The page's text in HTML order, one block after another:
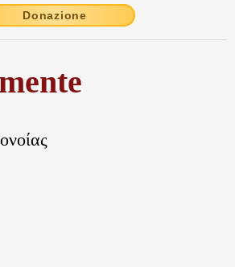
Donazione